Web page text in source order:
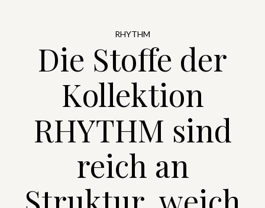
RHYTHM
Die Stoffe der
Kollektion
RHYTHM sind
reich an